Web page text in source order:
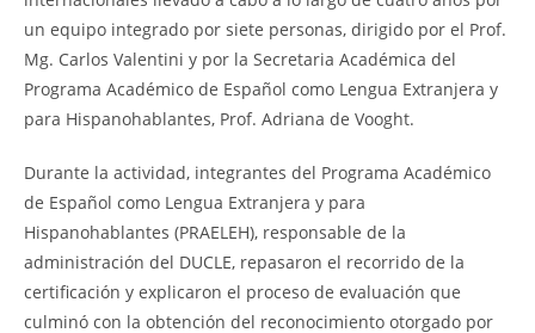
un equipo integrado por siete personas, dirigido por el Prof.
Mg. Carlos Valentini y por la Secretaria Académica del
Programa Académico de Español como Lengua Extranjera y
para Hispanohablantes, Prof. Adriana de Vooght.
Durante la actividad, integrantes del Programa Académico
de Español como Lengua Extranjera y para
Hispanohablantes (PRAELEH), responsable de la
administración del DUCLE, repasaron el recorrido de la
certificación y explicaron el proceso de evaluación que
culminó con la obtención del reconocimiento otorgado por